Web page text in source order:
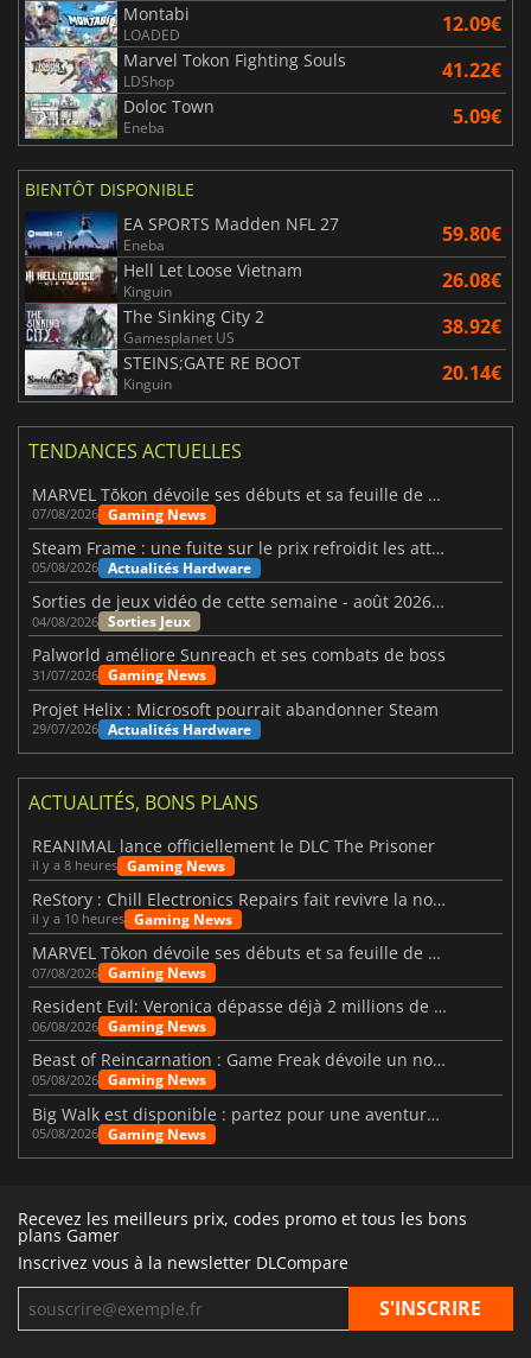
Montabi
LOADED 12.09€
Marvel Tokon Fighting Souls
LDShop 41.22€
Doloc Town
Eneba 5.09€
BIENTÔT DISPONIBLE
EA SPORTS Madden NFL 27
Eneba 59.80€
Hell Let Loose Vietnam
Kinguin 26.08€
The Sinking City 2
Gamesplanet US 38.92€
STEINS;GATE RE BOOT
Kinguin 20.14€
TENDANCES ACTUELLES
MARVEL Tōkon dévoile ses débuts et sa feuille de route
07/08/2026 Gaming News
Steam Frame : une fuite sur le prix refroidit les attentes VR
05/08/2026 Actualités Hardware
Sorties de jeux vidéo de cette semaine - août 2026 (semaine 32)
04/08/2026 Sorties Jeux
Palworld améliore Sunreach et ses combats de boss
31/07/2026 Gaming News
Projet Helix : Microsoft pourrait abandonner Steam
29/07/2026 Actualités Hardware
ACTUALITÉS, BONS PLANS
REANIMAL lance officiellement le DLC The Prisoner
il y a 8 heures Gaming News
ReStory : Chill Electronics Repairs fait revivre la nostalgie des années 2000
il y a 10 heures Gaming News
MARVEL Tōkon dévoile ses débuts et sa feuille de route
07/08/2026 Gaming News
Resident Evil: Veronica dépasse déjà 2 millions de wishlists
06/08/2026 Gaming News
Beast of Reincarnation : Game Freak dévoile un nouveau pari
05/08/2026 Gaming News
Big Walk est disponible : partez pour une aventure entre amis
05/08/2026 Gaming News
Recevez les meilleurs prix, codes promo et tous les bons
plans Gamer
Inscrivez vous à la newsletter DLCompare